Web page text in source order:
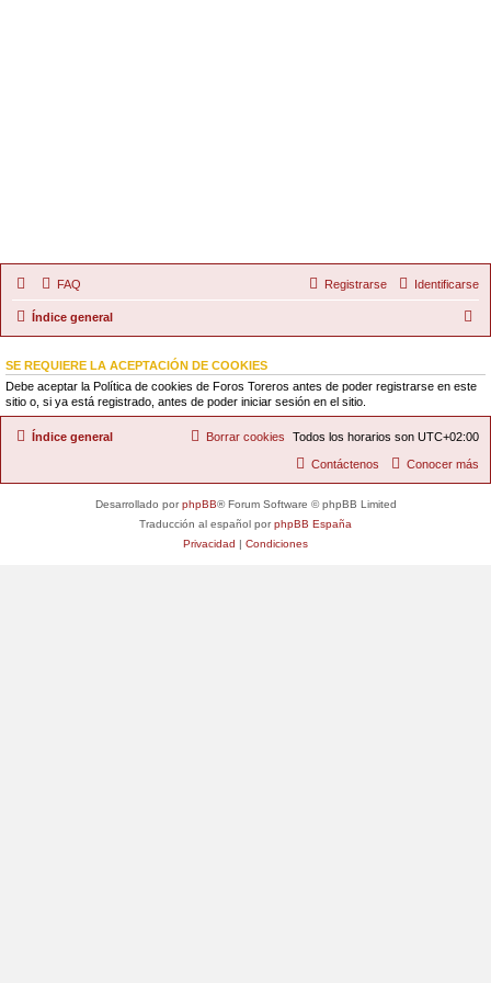
FAQ Identificarse
Registrarse
Índice general
a
SE REQUIERE LA ACEPTACIÓN DE COOKIES
Debe aceptar la Política de cookies de Foros Toreros antes de poder registrarse en este
sitio o, si ya está registrado, antes de poder iniciar sesión en el sitio.
Índice general Todos los horarios son UTC+02:00
Borrar cookies
Conocer más
Contáctenos
Desarrollado porphpBB® Forum Software © phpBB Limited
Traducción al español porphpBB España
Privacidad | Condiciones